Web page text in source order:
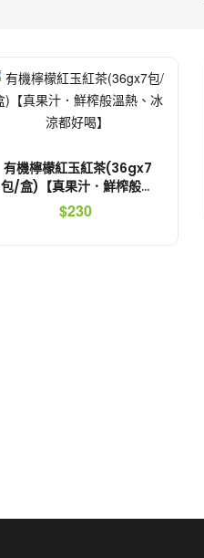
有機檸檬紅玉紅茶(36gx7
包/盒)【真果汁．鮮榨般溫
熱、冰涼都好喝】
$230